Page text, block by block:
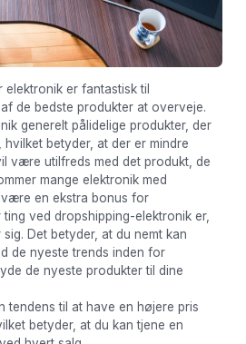
er fantastisk til
de bedste produkter at overveje.
generelt pålidelige produkter, der
betyder, at der er mindre
være utilfreds med det produkt, de
mange elektronik med
en ekstra bonus for
ting ved dropshipping-elektronik er,
Det betyder, at du nemt kan
de nyeste trends inden for
de nyeste produkter til dine
tendens til at have en højere pris
betyder, at du kan tjene en